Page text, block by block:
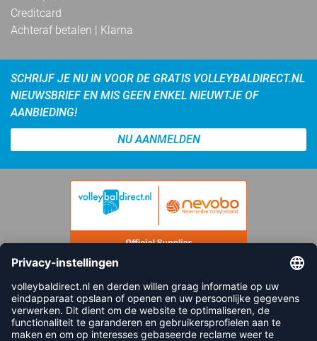
Creditcard
Achteraf betalen | Klarna
SCHRIJF JE NU IN VOOR DE GRATIS VOLLEYBALDIRECT.NL
NIEUWSBRIEF EN MIS GEEN ENKEL NIEUWTJE OF
AANBIEDING!
NU AANMELDEN